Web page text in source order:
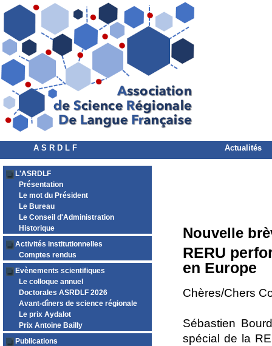
A S R D L F Actualités
L'ASRDLF
Présentation
Le mot du Président
Le Bureau
Le Conseil d'Administration
Historique
Activités institutionnelles
Comptes rendus
Evènements scientifiques
Le colloque annuel
Doctorales ASRDLF 2026
Avant-dîners de science régionale
Le prix Aydalot
Prix Antoine Bailly
Publications
Nouvelle
RERU
en Europe
Chères/Chers
Sébastien
spécial de la